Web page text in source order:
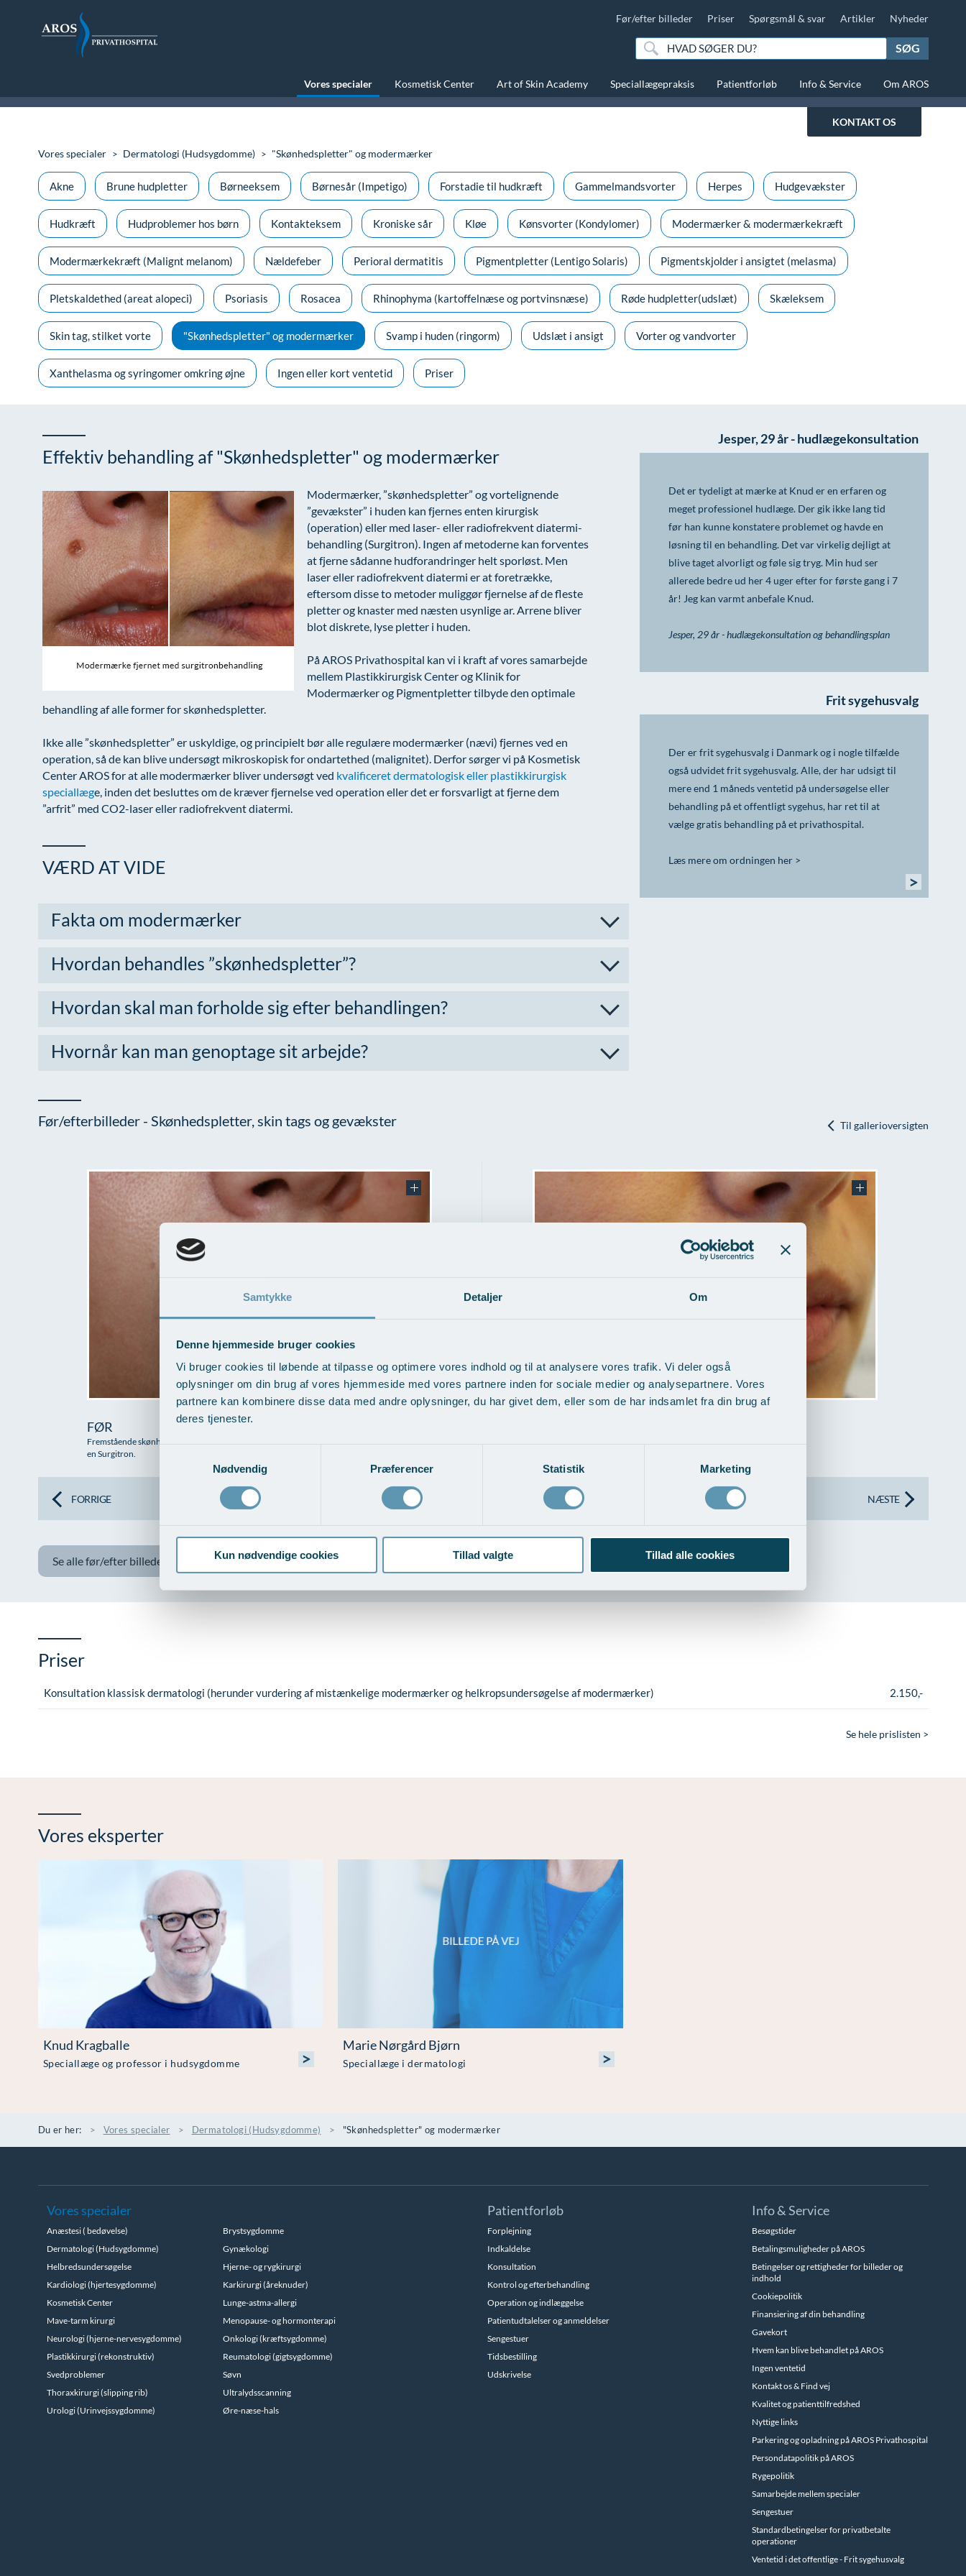
Samtykke Detaljer Om
Denne hjemmeside bruger cookies
Vi bruger cookies til løbende at tilpasse og optimere vores indhold og til at analysere vores trafik. Vi deler også
oplysninger om din brug af vores hjemmeside med vores partnere inden for sociale medier og analysepartnere. Vores
partnere kan kombinere disse data med andre oplysninger, du har givet dem, eller som de har indsamlet fra din brug af
deres tjenester.
Nødvendig
Præferencer Statistik Marketing
Kun nødvendige cookies Tillad valgte Tillad alle cookies
Før/efter billeder Priser Spørgsmål & svar Artikler Nyheder
SØG
Vores specialer Kosmetisk Center Art of Skin Academy Speciallægepraksis Patientforløb Info & Service Om AROS
KONTAKT OS
Vores specialer Dermatologi (Hudsygdomme) "Skønhedspletter" og modermærker
Akne Brune hudpletter Børneeksem Børnesår (Impetigo) Forstadie til hudkræft Gammelmandsvorter Herpes Hudgevækster
Hudkræft Hudproblemer hos børn Kontakteksem Kroniske sår Kløe Kønsvorter (Kondylomer) Modermærker & modermærkekræft
Modermærkekræft (Malignt melanom) Nældefeber Perioral dermatitis Pigmentpletter (Lentigo Solaris) Pigmentskjolder i ansigtet (melasma)
Pletskaldethed (areat alopeci) Psoriasis Rosacea Rhinophyma (kartoffelnæse og portvinsnæse) Røde hudpletter(udslæt) Skæleksem
Skin tag, stilket vorte "Skønhedspletter" og modermærker Svamp i huden (ringorm) Udslæt i ansigt Vorter og vandvorter
Xanthelasma og syringomer omkring øjne Ingen eller kort ventetid Priser
Effektiv behandling af "Skønhedspletter" og modermærker
Modermærker, ”skønhedspletter” og vortelignende
”gevækster” i huden kan fjernes enten kirurgisk
(operation) eller med laser- eller radiofrekvent diatermi-
behandling (Surgitron). Ingen af metoderne kan forventes
at fjerne sådanne hudforandringer helt sporløst. Men
laser eller radiofrekvent diatermi er at foretrække,
eftersom disse to metoder muliggør fjernelse af de fleste
pletter og knaster med næsten usynlige ar. Arrene bliver
blot diskrete, lyse pletter i huden.
På AROS Privathospital kan vi i kraft af vores samarbejde
mellem Plastikkirurgisk Center og Klinik for
Modermærker og Pigmentpletter tilbyde den optimale
behandling af alle former for skønhedspletter.
Ikke alle ”skønhedspletter” er uskyldige, og principielt bør alle regulære modermærker (nævi) fjernes ved en
operation, så de kan blive undersøgt mikroskopisk for ondartethed (malignitet). Derfor sørger vi på Kosmetisk
Center AROS for at alle modermærker bliver undersøgt ved kvalificeret dermatologisk eller plastikkirurgisk
speciallæge, inden det besluttes om de kræver fjernelse ved operation eller det er forsvarligt at fjerne dem
”arfrit” med CO2-laser eller radiofrekvent diatermi.
VÆRD AT VIDE
Fakta om modermærker
Hvordan behandles ”skønhedspletter”?
Hvordan skal man forholde sig efter behandlingen?
Hvornår kan man genoptage sit arbejde?
Jesper, 29 år - hudlægekonsultation
Det er tydeligt at mærke at Knud er en erfaren og
meget professionel hudlæge. Der gik ikke lang tid
før han kunne konstatere problemet og havde en
løsning til en behandling. Det var virkelig dejligt at
blive taget alvorligt og føle sig tryg. Min hud ser
allerede bedre ud her 4 uger efter for første gang i 7
år! Jeg kan varmt anbefale Knud.
Jesper, 29 år - hudlægekonsultation og behandlingsplan
Frit sygehusvalg
Der er frit sygehusvalg i Danmark og i nogle tilfælde
også udvidet frit sygehusvalg. Alle, der har udsigt til
mere end 1 måneds ventetid på undersøgelse eller
behandling på et offentligt sygehus, har ret til at
vælge gratis behandling på et privathospital.
Læs mere om ordningen her >
>
Før/efterbilleder - Skønhedspletter, skin tags og gevækster Til gallerioversigten
FØR
Fremstående skønhedspletter kan fjernes næsten uden ar med en speciel elektrisk ”shaving”,
en Surgitron.
FORRIGE NÆSTE
Se alle før/efter billeder her
Priser
Konsultation klassisk dermatologi (herunder vurdering af mistænkelige modermærker og helkropsundersøgelse af modermærker) 2.150,-
Se hele prislisten >
Vores eksperter
Knud Kragballe
Speciallæge og professor i hudsygdomme >
Marie Nørgård Bjørn
Speciallæge i dermatologi >
Du er her: Vores specialer Dermatologi (Hudsygdomme) "Skønhedspletter" og modermærker
Vores specialer
Anæstesi ( bedøvelse)
Brystsygdomme
Dermatologi (Hudsygdomme)
Gynækologi
Helbredsundersøgelse
Hjerne- og rygkirurgi
Kardiologi (hjertesygdomme)
Karkirurgi (åreknuder)
Kosmetisk Center
Lunge-astma-allergi
Mave-tarm kirurgi
Menopause- og hormonterapi
Neurologi (hjerne-nervesygdomme)
Onkologi (kræftsygdomme)
Plastikkirurgi (rekonstruktiv)
Reumatologi (gigtsygdomme)
Svedproblemer
Søvn
Thoraxkirurgi (slipping rib)
Ultralydsscanning
Urologi (Urinvejssygdomme)
Øre-næse-hals
Patientforløb
Forplejning
Indkaldelse
Konsultation
Kontrol og efterbehandling
Operation og indlæggelse
Patientudtalelser og anmeldelser
Sengestuer
Tidsbestilling
Udskrivelse
Info & Service
Besøgstider
Betalingsmuligheder på AROS
Betingelser og rettigheder for billeder og
indhold
Cookiepolitik
Finansiering af din behandling
Gavekort
Hvem kan blive behandlet på AROS
Ingen ventetid
Kontakt os & Find vej
Kvalitet og patienttilfredshed
Nyttige links
Parkering og opladning på AROS Privathospital
Persondatapolitik på AROS
Rygepolitik
Samarbejde mellem specialer
Sengestuer
Standardbetingelser for privatbetalte
operationer
Ventetid i det offentlige - Frit sygehusvalg